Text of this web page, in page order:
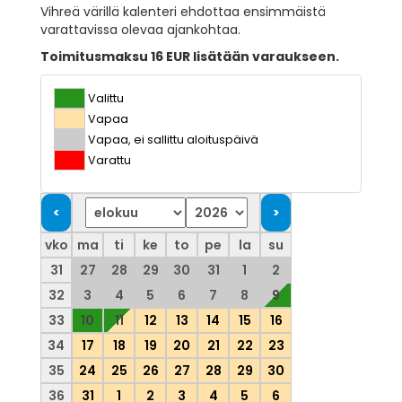
Vihreä värillä kalenteri ehdottaa ensimmäistä
varattavissa olevaa ajankohtaa.
Toimitusmaksu 16 EUR lisätään varaukseen.
Valittu
Vapaa
Vapaa, ei sallittu aloituspäivä
Varattu
vko ma ti ke to pe la
su
31
27 28 29 30 31 1
2
32
3 4 5 6 7 8
9
33
10 11 12 13 14 15
16
34
17 18 19 20 21 22
23
35
24 25 26 27 28 29
30
36
31 1 2 3 4 5 6